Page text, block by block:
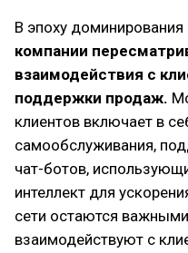
В эпоху
компании
взаимодействия с
поддержки продаж.
клиентов включает в
самообслуживания,
чат-ботов,
интеллект для
сети остаются
взаимодействуют с